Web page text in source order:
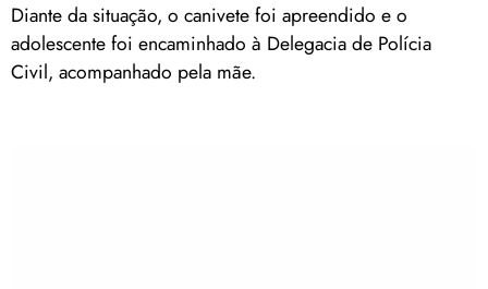
Diante da situação, o canivete foi apreendido e o
adolescente foi encaminhado à Delegacia de Polícia
Civil, acompanhado pela mãe.